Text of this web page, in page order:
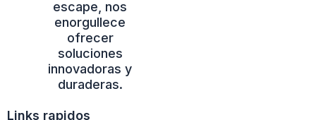
escape, nos
enorgullece
ofrecer
soluciones
innovadoras y
duraderas.
Links rapidos